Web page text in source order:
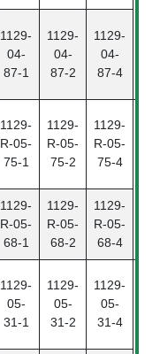
1129-
04-
87-1
1129-
04-
87-2
1129-
04-
87-4
1129-
R-05-
75-1
1129-
R-05-
75-2
1129-
R-05-
75-4
1129-
R-05-
68-1
1129-
R-05-
68-2
1129-
R-05-
68-4
1129-
05-
31-1
1129-
05-
31-2
1129-
05-
31-4